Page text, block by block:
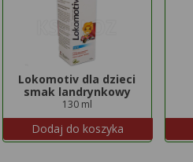
Lokomotiv dla dzieci
smak landrynkowy
130 ml
Dodaj do koszyka